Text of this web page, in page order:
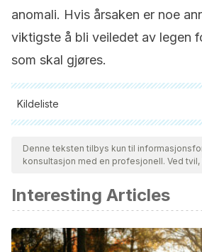
anomali. Hvis årsaken er noe
viktigste å bli veiledet av legen
som skal gjøres.
Kildeliste
Alle siterte kilder ble grundig
sikre deres kvalitet, pålitelighet,
Bibliografien i denne artikkelen ble
Galaz-Montoya, C. I., Razo-Aguilera,
P., & Aguinaga-Ríos, M. (2015).
mola hidatidiforme. Perinatología y
Denne teksten tilbys kun til
konsultasjon med en profesjonell. Ved
Interesting Articles